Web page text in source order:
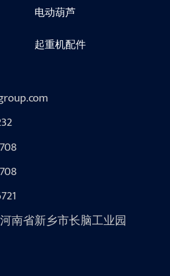
电动葫芦
起重机配件
南省新乡市长脑工业园